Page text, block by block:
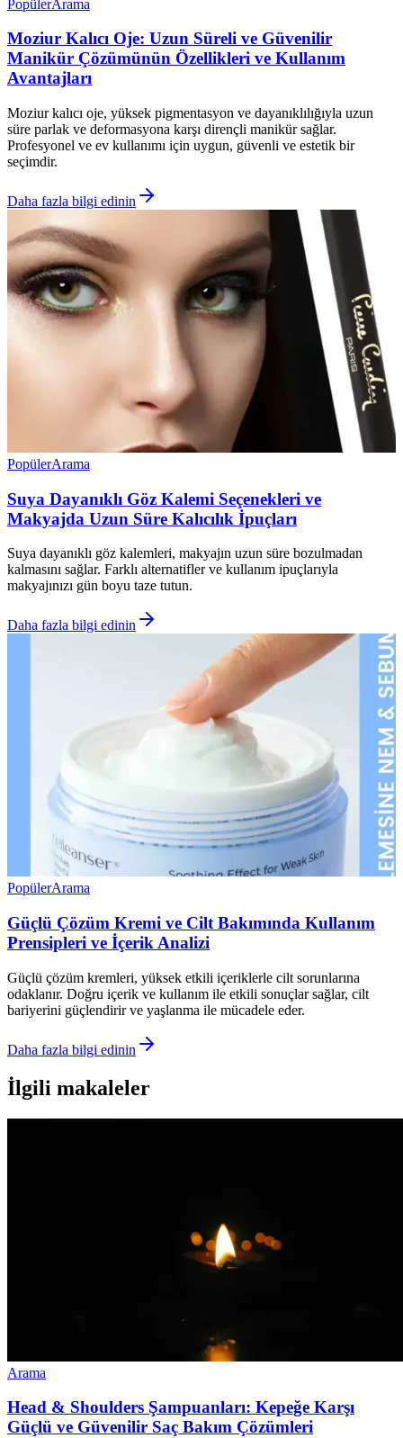
PopülerArama
Moziur Kalıcı Oje: Uzun Süreli ve Güvenilir
Manikür Çözümünün Özellikleri ve Kullanım
Avantajları
Moziur kalıcı oje, yüksek pigmentasyon ve dayanıklılığıyla uzun
süre parlak ve deformasyona karşı dirençli manikür sağlar.
Profesyonel ve ev kullanımı için uygun, güvenli ve estetik bir
seçimdir.
Daha fazla bilgi edinin
PopülerArama
Suya Dayanıklı Göz Kalemi Seçenekleri ve
Makyajda Uzun Süre Kalıcılık İpuçları
Suya dayanıklı göz kalemleri, makyajın uzun süre bozulmadan
kalmasını sağlar. Farklı alternatifler ve kullanım ipuçlarıyla
makyajınızı gün boyu taze tutun.
Daha fazla bilgi edinin
PopülerArama
Güçlü Çözüm Kremi ve Cilt Bakımında Kullanım
Prensipleri ve İçerik Analizi
Güçlü çözüm kremleri, yüksek etkili içeriklerle cilt sorunlarına
odaklanır. Doğru içerik ve kullanım ile etkili sonuçlar sağlar, cilt
bariyerini güçlendirir ve yaşlanma ile mücadele eder.
Daha fazla bilgi edinin
İlgili makaleler
Arama
Head & Shoulders Şampuanları: Kepeğe Karşı
Güçlü ve Güvenilir Saç Bakım Çözümleri